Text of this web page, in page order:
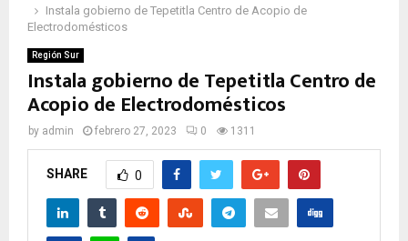
Instala gobierno de Tepetitla Centro de Acopio de
Electrodomésticos
Región Sur
Instala gobierno de Tepetitla Centro de
Acopio de Electrodomésticos
by admin febrero 27, 2023 0 1311
SHARE 0